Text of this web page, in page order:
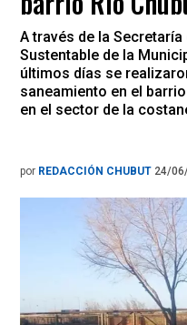
A través de la
Sustentable de la
últimos días se
saneamiento en el
en el sector de la
por REDACCIÓN CHUBUT 24/